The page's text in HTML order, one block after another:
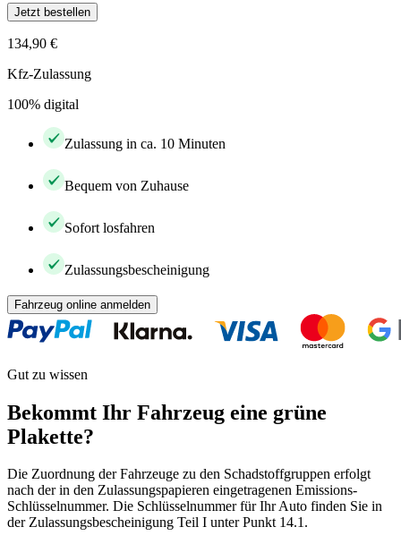
Jetzt bestellen
134,90 €
Kfz-Zulassung
100% digital
Zulassung in ca. 10 Minuten
Bequem von Zuhause
Sofort losfahren
Zulassungsbescheinigung
Fahrzeug online anmelden
Gut zu wissen
Bekommt Ihr Fahrzeug eine grüne
Plakette?
Die Zuordnung der Fahrzeuge zu den Schadstoffgruppen erfolgt
nach der in den Zulassungspapieren eingetragenen Emissions-
Schlüsselnummer. Die Schlüsselnummer für Ihr Auto finden Sie in
der Zulassungsbescheinigung Teil I unter Punkt 14.1.